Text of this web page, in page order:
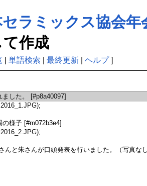
セラミックス協会
て作成
単語検索 最終更新 ヘルプ]